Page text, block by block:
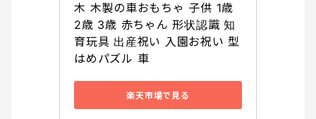
木 木製の車おもちゃ 子供 1歳
2歳 3歳 赤ちゃん 形状認識 知
育玩具 出産祝い 入園お祝い 型
はめパズル 車
楽天市場で見る